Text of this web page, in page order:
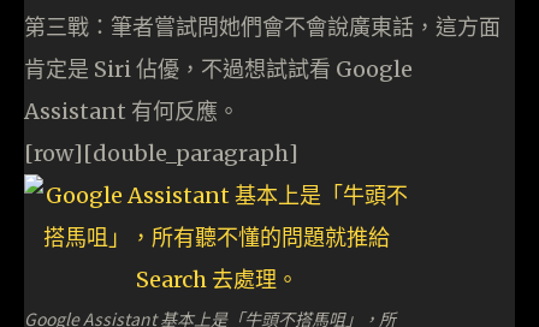
第三戰：筆者嘗試問她們會不會說廣東話，這方面
肯定是 Siri 佔優，不過想試試看 Google
Assistant 有何反應。
[row][double_paragraph]
Google Assistant 基本上是「牛頭不搭馬咀」，所